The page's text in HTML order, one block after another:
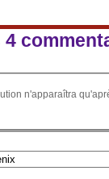
n'apparaîtra